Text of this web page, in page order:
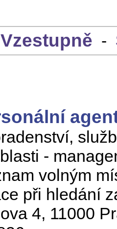
Vzestupně -
-
volným
při hledání
4, 11000